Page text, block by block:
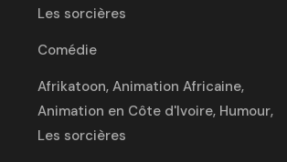
Les sorcières
Comédie
Afrikatoon, Animation Africaine,
Animation en Côte d'Ivoire, Humour,
Les sorcières